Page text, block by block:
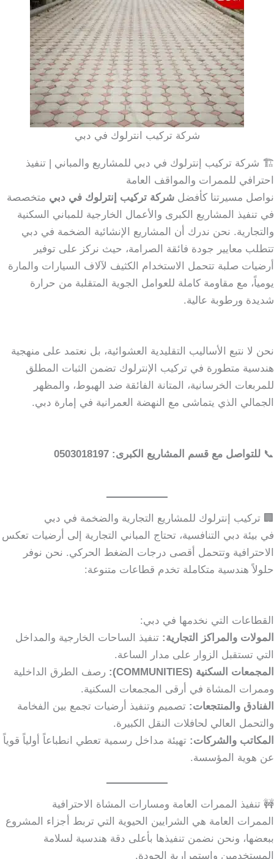
شركة تركيب انترلوك في دبي
🏗️ شركة تركيب إنترلوك في دبي للمشاريع والمباني | تنفيذ
احترافي للممرات والمواقف العامة
نواصل مسيرتنا كأفضل شركة تركيب إنترلوك في دبي متخصصة
في تنفيذ المشاريع الكبرى والأعمال الخارجية للمباني السكنية
والتجارية. نحن ندرك أن المشاريع الإنشائية الضخمة في دبي
تتطلب معايير جودة فائقة الصرامة، حيث نركز على توفير
أرضيات صلبة تتحمل الاستخدام الكثيف لآلاف السيارات والمارة
يومياً، مع مقاومة كاملة للعوامل الجوية المتقلبة من حرارة
شديدة ورطوبة عالية.
نحن لا نتبع الأساليب التقليدية العشوائية، بل نعتمد على منهجية
هندسية متطورة في تركيب الإنترلوك تضمن الثبات المطلق
للمربعات الخرسانية، المتانة الفائقة ضد الهبوط، والمظهر
الجمالي الذي يتماشى مع النهضة العمرانية في إمارة دبي.
📞 للتواصل مع قسم المشاريع الكبرى: 0503018197
🏢 تركيب إنترلوك للمشاريع التجارية والضخمة في دبي
في بيئة دبي التنافسية، تحتاج المباني التجارية إلى أرضيات تعكس
الاحترافية وتتحمل أقصى درجات الضغط الحركي. نحن نوفر
حلولاً هندسية متكاملة تخدم قطاعات متنوعة:
القطاعات التي نخدمها في دبي:
المولات والمراكز التجارية: تنفيذ الساحات الخارجية والمداخل
التي تستقبل الزوار على مدار الساعة.
المجمعات السكنية (COMMUNITIES):
رصف الطرق الداخلية
وممرات المشاة في أرقى المجمعات السكنية.
الفنادق والمنتجعات: تصميم وتنفيذ أرضيات تجمع بين الفخامة
والتحمل العالي لحافلات النقل الكبيرة.
المكاتب والشركات: تهيئة مداخل رسمية تعطي انطباعاً أولياً قوياً
عن هوية المؤسسة.
🚧 تنفيذ الممرات العامة ومسارات المشاة الاحترافية
الممرات العامة هي الشرايين الحيوية التي تربط أجزاء المشروع
ببعضها، ونحن نضمن تنفيذها بأعلى دقة هندسية لسلامة
المستخدمين واستمرارية الجودة.